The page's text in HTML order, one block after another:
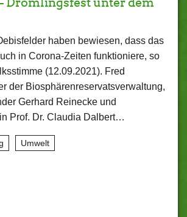
haben bewiesen, dass das
in Corona-Zeiten funktioniere, so
(12.09.2021). Fred
der Biosphärenreservatsverwaltung,
Gerhard Reinecke und
Prof. Dr. Claudia Dalbert…
Umwelt